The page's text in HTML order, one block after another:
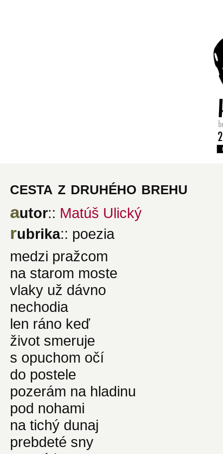
cesta z druhého brehu
autor:: Matúš Ulický
rubrika:: poezia
medzi pražcom
na starom moste
vlaky už dávno
nechodia
len ráno keď
život smeruje
s opuchom očí
do postele
pozerám na hladinu
pod nohami
na tichý dunaj
prebdeté sny